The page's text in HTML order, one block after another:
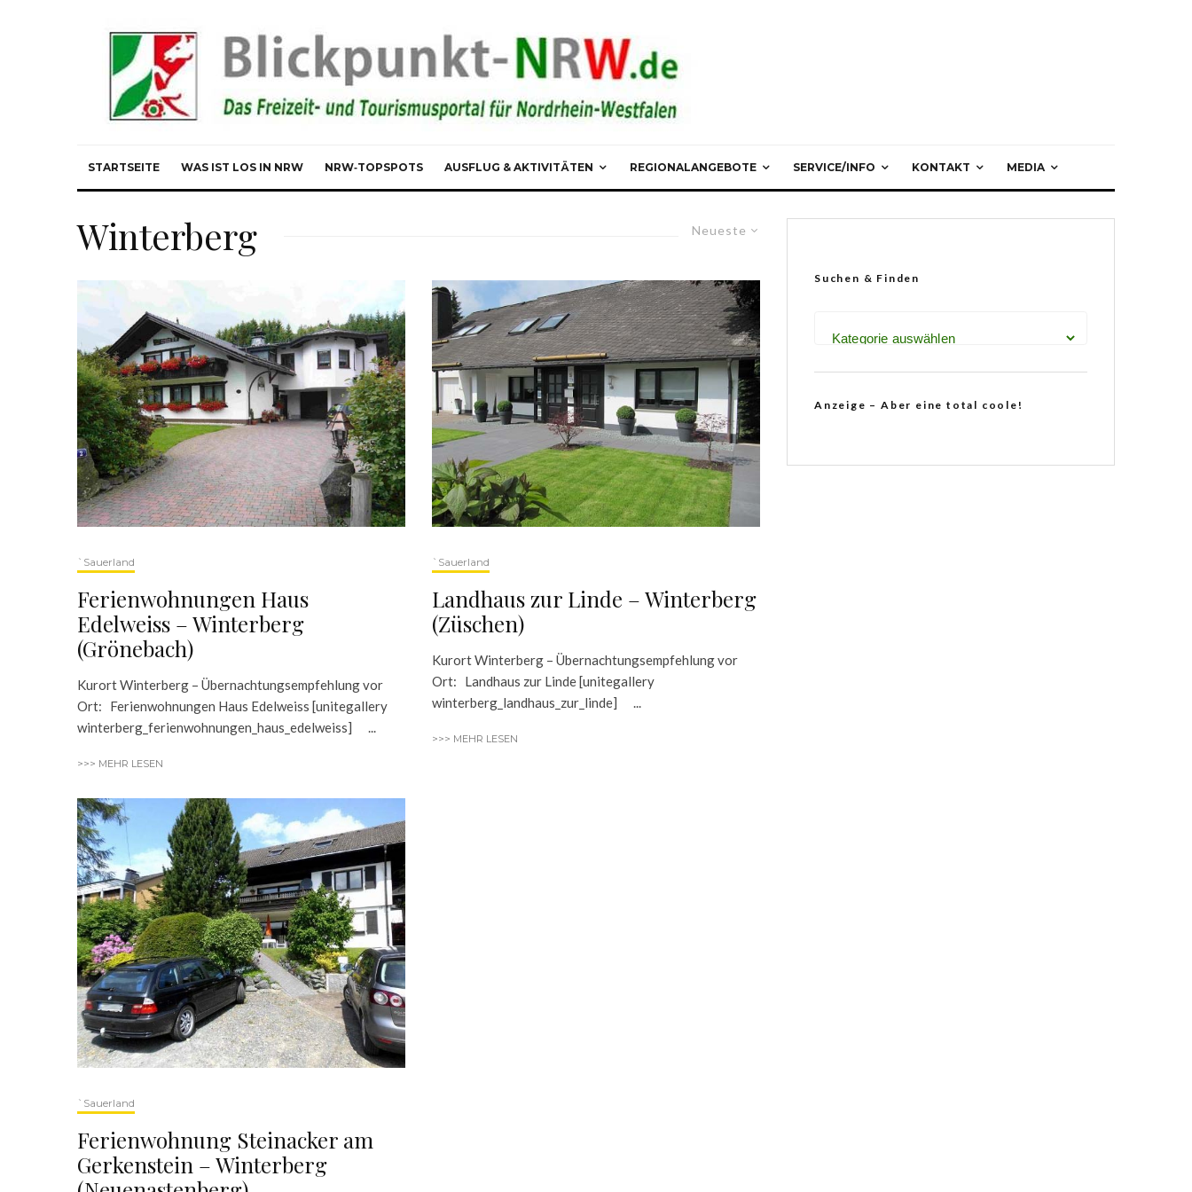
STARTSEITE WAS IST LOS IN NRW NRW‑TOPSPOTS AUSFLUG & AKTIVITÄTEN REGIONALANGEBOTE SERVICE/INFO KONTAKT MEDIA
Neueste
Winterberg
`Sauerland
Ferienwohnungen Haus
Edelweiss – Winterberg
(Grönebach)
Kurort Winterberg – Übernachtungsempfehlung vor
Ort: Ferienwohnungen Haus Edelweiss [unitegallery
winterberg_ferienwohnungen_haus_edelweiss] ...
>>> MEHR LESEN
`Sauerland
Ferienwohnung Steinacker am
Gerkenstein – Winterberg
`Sauerland
Landhaus zur Linde – Winterberg
(Züschen)
Kurort Winterberg – Übernachtungsempfehlung vor
Ort: Landhaus zur Linde [unitegallery
winterberg_landhaus_zur_linde] ...
>>> MEHR LESEN
Suchen & Finden
Anzeige – Aber eine total coole!